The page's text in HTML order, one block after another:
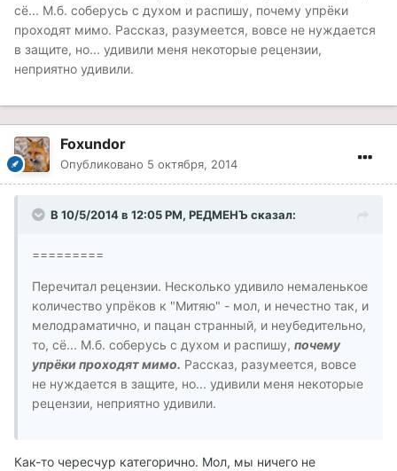
сё... М.б. соберусь с духом и распишу, почему упрёки
проходят мимо. Рассказ, разумеется, вовсе не нуждается
в защите, но... удивили меня некоторые рецензии,
неприятно удивили.
Foxundor
Опубликовано 5 октября, 2014
В 10/5/2014 в 12:05 PM, РЕДМЕНЪ сказал:
=========
Перечитал рецензии. Несколько удивило немаленькое
количество упрёков к "Митяю" - мол, и нечестно так, и
мелодраматично, и пацан странный, и неубедительно,
то, сё... М.б. соберусь с духом и распишу, почему
упрёки проходят мимо. Рассказ, разумеется, вовсе
не нуждается в защите, но... удивили меня некоторые
рецензии, неприятно удивили.
Как-то чересчур категорично. Мол, мы ничего не